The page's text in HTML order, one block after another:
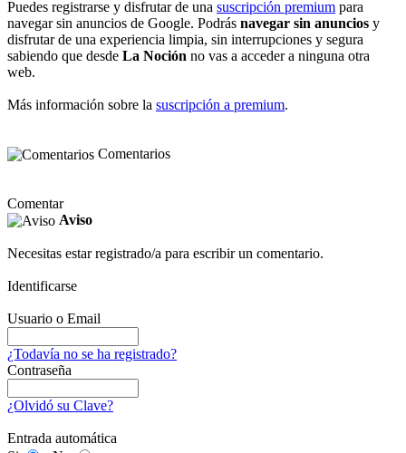
Puedes registrarse y disfrutar de una suscripción premium para
navegar sin anuncios de Google. Podrás navegar sin anuncios y
disfrutar de una experiencia limpia, sin interrupciones y segura
sabiendo que desde La Noción no vas a acceder a ninguna otra
web.
Más información sobre la suscripción a premium.
Comentarios
Comentar
Aviso
Necesitas estar registrado/a para escribir un comentario.
Identificarse
Usuario o Email
¿Todavía no se ha registrado?
Contraseña
¿Olvidó su Clave?
Entrada automática